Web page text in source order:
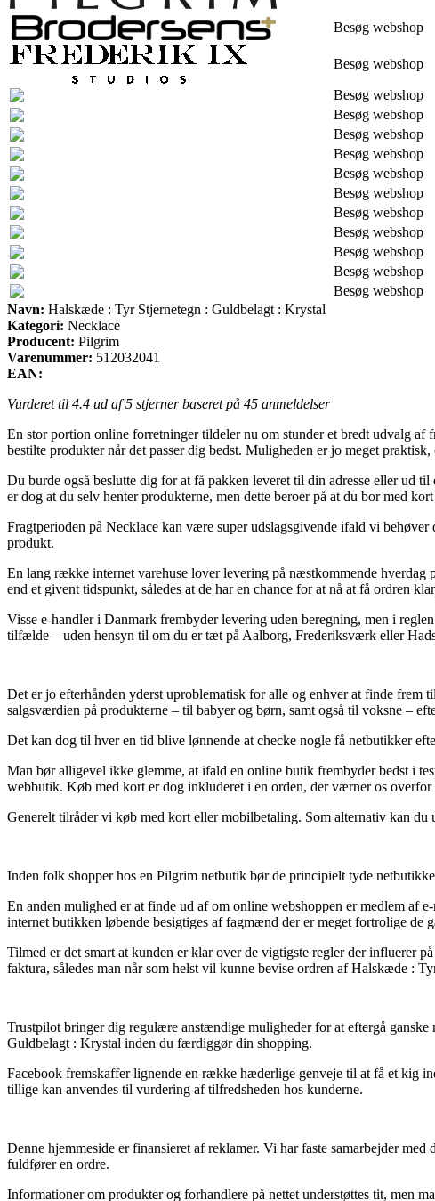
Besøg webshop
Besøg webshop
Besøg webshop
Besøg webshop
Besøg webshop
Besøg webshop
Besøg webshop
Besøg webshop
Besøg webshop
Besøg webshop
Besøg webshop
Besøg webshop
Besøg webshop
Navn: Halskæde : Tyr Stjernetegn : Guldbelagt : Krystal
Kategori: Necklace
Producent: Pilgrim
Varenummer: 512032041
EAN:
Vurderet til 4.4 ud af 5 stjerner baseret på 45 anmeldelser
En stor portion online forretninger tildeler nu om stunder et bredt udvalg af
bestilte produkter når det passer dig bedst. Muligheden er jo meget
Du burde også beslutte dig for at få pakken leveret til din adresse eller ud
er dog at du selv henter produkterne, men dette beroer på at du bor med
Fragtperioden på Necklace kan være super udslagsgivende ifald vi
produkt.
En lang række internet varehuse lover levering på næstkommende
end et givent tidspunkt, således at de har en chance for at nå at få ordren
Visse e-handler i Danmark frembyder levering uden beregning, men i
tilfælde – uden hensyn til om du er tæt på Aalborg, Frederiksværk eller
Det er jo efterhånden yderst uproblematisk for alle og enhver at finde frem
salgsværdien på produkterne – til babyer og børn, samt også til voksne –
Det kan dog til hver en tid blive lønnende at checke nogle få netbutikker
Man bør alligevel ikke glemme, at ifald en online butik frembyder bedst i
webbutik. Køb med kort er dog inkluderet i en orden, der værner os
Generelt tilråder vi køb med kort eller mobilbetaling. Som alternativ kan
Inden folk shopper hos en Pilgrim netbutik bør de principielt tyde
En anden mulighed er at finde ud af om online webshoppen er medlem af
internet butikken løbende besigtiges af fagmænd der er meget fortrolige
Tilmed er det smart at kunden er klar over de vigtigste regler der influerer
faktura, således man når som helst vil kunne bevise ordren af Halskæde :
Trustpilot bringer dig regulære anstændige muligheder for at eftergå
Guldbelagt : Krystal inden du færdiggør din shopping.
Facebook fremskaffer lignende en række hæderlige genveje til at få et kig
tillige kan anvendes til vurdering af tilfredsheden hos kunderne.
Denne hjemmeside er finansieret af reklamer. Vi har faste samarbejder
fuldfører en ordre.
Informationer om produkter og forhandlere på nettet understøttes tit, men